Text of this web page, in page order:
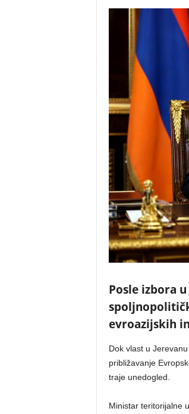
Posle izbora
evroazijskih
Dok vlast u
približavanje
traje unedogled.
Ministar teritorijalne